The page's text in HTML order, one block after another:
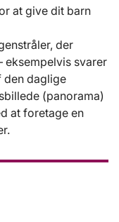
at give dit barn
der
eksempelvis svarer
den daglige
(panorama)
at foretage en